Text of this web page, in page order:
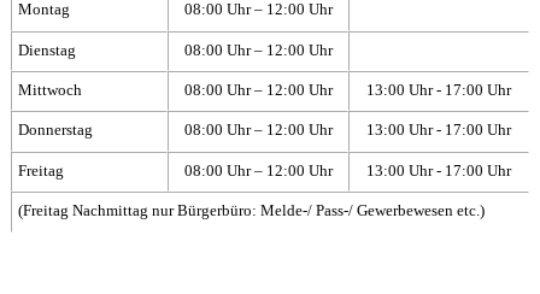
Montag 08:00 Uhr – 12:00 Uhr
Dienstag 08:00 Uhr – 12:00 Uhr
Mittwoch 08:00 Uhr – 12:00 Uhr 13:00 Uhr - 17:00 Uhr
Donnerstag 08:00 Uhr – 12:00 Uhr 13:00 Uhr - 17:00 Uhr
Freitag 08:00 Uhr – 12:00 Uhr 13:00 Uhr - 17:00 Uhr
(Freitag Nachmittag nur Bürgerbüro: Melde-/ Pass-/ Gewerbewesen etc.)